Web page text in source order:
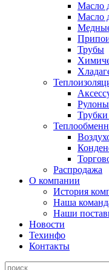
Масло
Масло
Трубы
Распродажа
О компании
История
Наша
Наши
Новости
Техинфо
Контакты